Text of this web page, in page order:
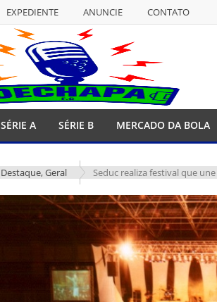
EXPEDIENTE ANUNCIE
CONTATO
EXPEDIENTE ANUNCIE
SÉRIE A SÉRIE B MERCADO DA BOLA
Destaque,Geral Seduc realiza festival que